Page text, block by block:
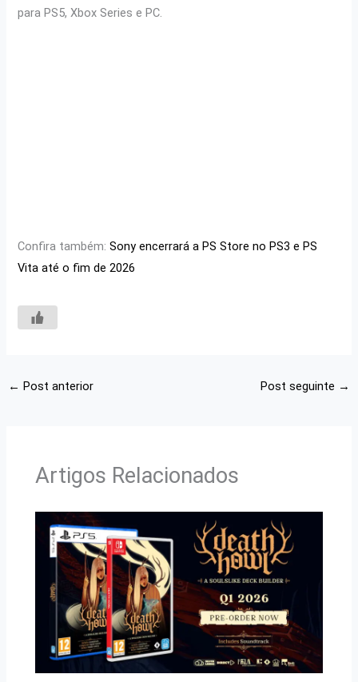
para PS5, Xbox Series e PC.
Confira também:Sony encerrará a PS Store no PS3 e PS
Vita até o fim de 2026
← Post anterior Post seguinte →
Artigos Relacionados